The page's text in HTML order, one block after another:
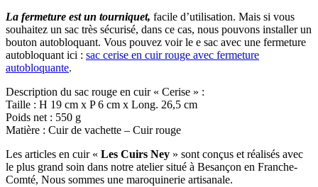
La fermeture est un tourniquet, facile d’utilisation. Mais si vous
souhaitez un sac très sécurisé, dans ce cas, nous pouvons installer un
bouton autobloquant. Vous pouvez voir le e sac avec une fermeture
autobloquant ici : sac cerise en cuir rouge avec fermeture
autobloquante.
Description du sac rouge en cuir « Cerise » :
Taille : H 19 cm x P 6 cm x Long. 26,5 cm
Poids net : 550 g
Matière : Cuir de vachette – Cuir rouge
Les articles en cuir « Les Cuirs Ney » sont conçus et réalisés avec
le plus grand soin dans notre atelier situé à Besançon en Franche-
Comté, Nous sommes une maroquinerie artisanale.